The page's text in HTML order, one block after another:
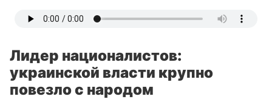
Лидер националистов:
украинской власти крупно
повезло с народом